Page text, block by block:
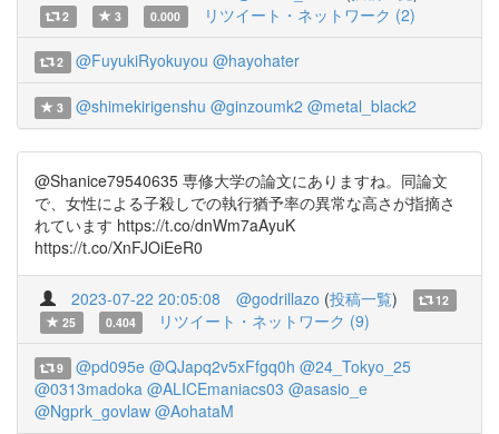
2 3 0.000 リツイート・ネットワーク (2)
2 @FuyukiRyokuyou @hayohater
3 @shimekirigenshu @ginzoumk2 @metal_black2
@Shanice79540635 専修大学の論文にありますね。同論文
で、女性による子殺しでの執行猶予率の異常な高さが指摘さ
れています https://t.co/dnWm7aAyuK
https://t.co/XnFJOiEeR0
2023-07-22 20:05:08 @godrillazo (投稿一覧)
12
25
0.404 リツイート・ネットワーク (9)
9 @pd095e @QJapq2v5xFfgq0h @24_Tokyo_25
@0313madoka @ALICEmaniacs03 @asasio_e
@Ngprk_govlaw @AohataM